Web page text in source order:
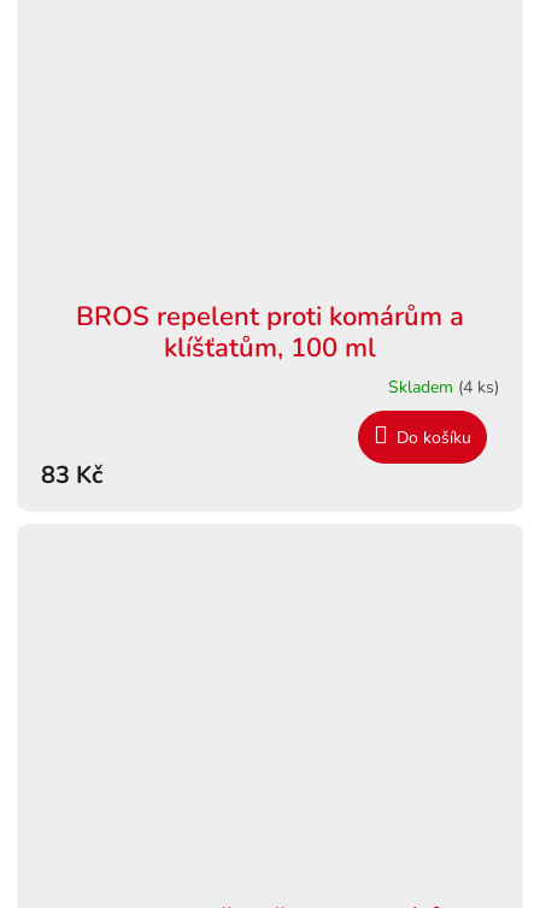
BROS repelent proti komárům a
klíšťatům, 100 ml
Skladem (4 ks)
83 Kč
Do košíku